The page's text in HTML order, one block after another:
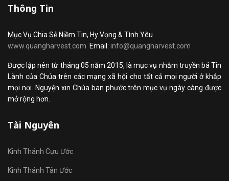
Thông Tin
Mục Vụ Chia Sẻ Niềm Tin, Hy Vọng & Tình Yêu
www.quangharvest.com Email: info@quangharvest.com
Được lập nên từ tháng 05 năm 2015, là mục vụ nhằm truyền bá Tin
Lành của Chúa trên các mạng xã hội cho tất cả mọi người ở khắp
mọi nơi. Nguyện xin Chúa ban phước trên mục vụ ngày càng được
mở rộng hơn.
Tài Nguyên
Kinh Thánh Cựu Ước
Kinh Thánh Tân Ước